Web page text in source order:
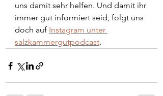
uns damit sehr helfen. Und damit ihr
immer gut informiert seid, folgt uns
doch auf Instagram unter
salzkammergutpodcast.